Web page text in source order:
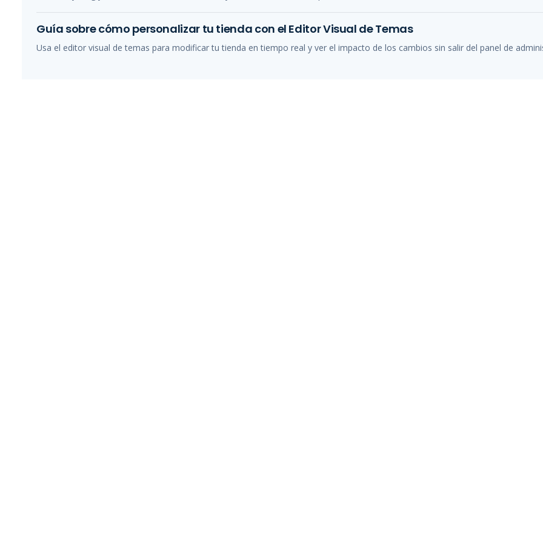
Guía sobre cómo personalizar tu tienda con el Editor Visual de Temas
Usa el editor visual de temas para modificar tu tienda en tiempo real y ver el impacto de los cambios sin salir del panel de